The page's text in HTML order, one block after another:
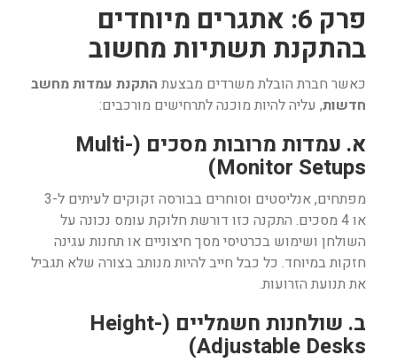
פרק 6: אתגרים מיוחדים
בהתקנת תשתיות מחשוב
כאשר חברת הובלת משרדים מבצעת התקנת עמדות מחשב
חדשות, עליה להיות מוכנה לתרחישים מורכבים:
א. עמדות מרובות מסכים (Multi-
Monitor Setups)
מפתחים, אנליסטים וסוחרים בבורסה זקוקים לעיתים ל-3
או 4 מסכים. התקנה כזו דורשת חלוקת עומס נכונה על
השולחן ושימוש בכרטיסי מסך חיצוניים או תחנות עגינה
חזקות במיוחד. כל כבל חייב להיות מנותב בצורה שלא תגביל
את תנועת הזרועות.
ב. שולחנות חשמליים (Height-
Adjustable Desks)